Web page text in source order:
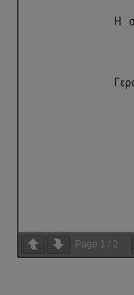
Page 1 / 2